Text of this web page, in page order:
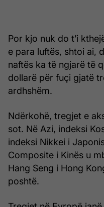
Por kjo nuk do t’i
e para luftës, shtoi ai,
naftës ka të ngjarë të
dollarë për fuçi gjatë
ardhshëm.
Ndërkohë, tregjet e
sot. Në Azi, indeksi
indeksi Nikkei i
Composite i Kinës u
Hang Seng i Hong
poshtë.